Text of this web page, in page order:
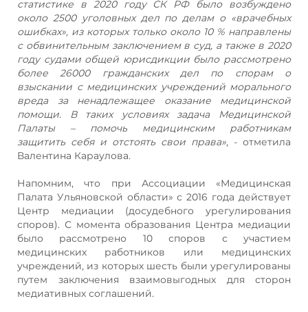
статистике в 2020 году СК РФ было возбуждено
около 2500 уголовных дел по делам о «врачебных
ошибках», из которых только около 10 % направлены
с обвинительным заключением в суд, а также в 2020
году судами общей юрисдикции было рассмотрено
более 26000 гражданских дел по спорам о
взыскании с медицинских учреждений морального
вреда за ненадлежащее оказание медицинской
помощи. В таких условиях задача Медицинской
Палаты – помочь медицинским работникам
защитить себя и отстоять свои права», - отметила
Валентина Караулова.
Напомним, что при Ассоциации «Медицинская
Палата Ульяновской области» с 2016 года действует
Центр медиации (досудебного урегулирования
споров). С момента образования Центра медиации
было рассмотрено 10 споров с участием
медицинских работников или медицинских
учреждений, из которых шесть были урегулированы
путем заключения взаимовыгодных для сторон
медиативных соглашений.